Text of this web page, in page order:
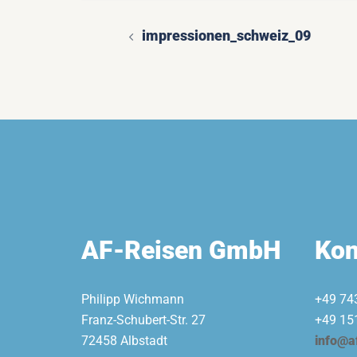
Beitragsnavigation
impressionen_schweiz_09
AF-Reisen GmbH
Philipp Wichmann
Franz-Schubert-Str. 27
72458 Albstadt
+49
+49